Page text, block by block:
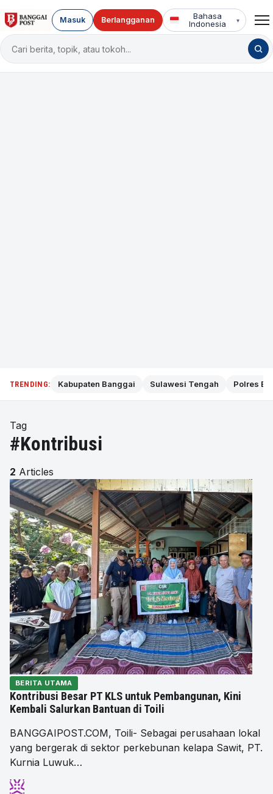
Cari
berita
Masuk Berlangganan
Bahasa
Indonesia
▾
TRENDING: Kabupaten Banggai Sulawesi Tengah Polres
Tag
#Kontribusi
2 Articles
BERITA UTAMA
Kontribusi Besar PT KLS untuk Pembangunan, Kini
Kembali Salurkan Bantuan di Toili
BANGGAIPOST.COM, Toili- Sebagai perusahaan lokal
yang bergerak di sektor perkebunan kelapa Sawit, PT.
Kurnia Luwuk…